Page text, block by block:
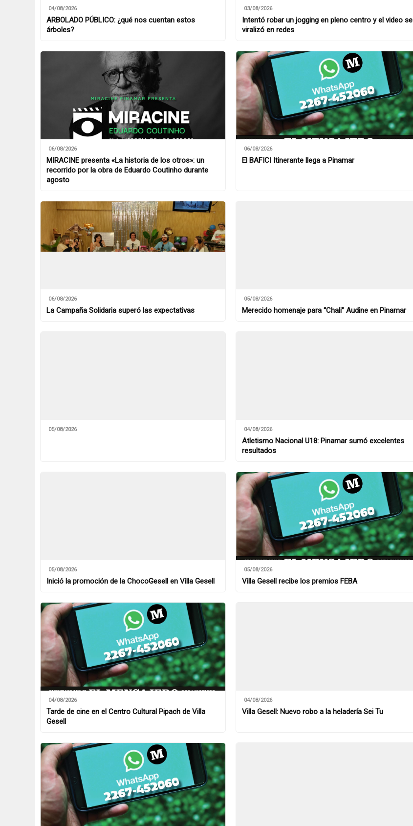
04/08/2026
ARBOLADO PÚBLICO: ¿qué nos cuentan estos
árboles?
03/08/2026
Intentó robar un jogging en pleno centro y el video se
viralizó en redes
06/08/2026
MIRACINE presenta «La historia de los otros»: un
recorrido por la obra de Eduardo Coutinho durante
agosto
06/08/2026
El BAFICI Itinerante llega a Pinamar
06/08/2026
La Campaña Solidaria superó las expectativas
05/08/2026
Merecido homenaje para “Chali” Audine en Pinamar
05/08/2026 04/08/2026
Atletismo Nacional U18: Pinamar sumó excelentes
resultados
05/08/2026
Inició la promoción de la ChocoGesell en Villa Gesell
05/08/2026
Villa Gesell recibe los premios FEBA
04/08/2026
Tarde de cine en el Centro Cultural Pipach de Villa
Gesell
04/08/2026
Villa Gesell: Nuevo robo a la heladería Sei Tu